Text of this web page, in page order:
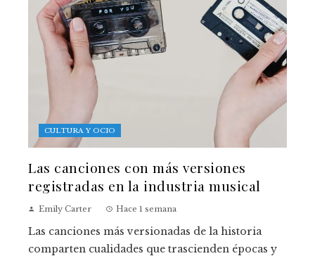
CULTURA Y OCIO
Las canciones con más versiones
registradas en la industria musical
Emily Carter Hace 1 semana
Las canciones más versionadas de la historia
comparten cualidades que trascienden épocas y